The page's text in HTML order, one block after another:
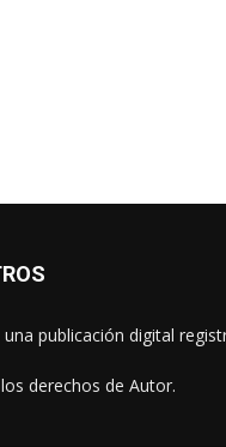
una publicación digital
derechos de Autor.